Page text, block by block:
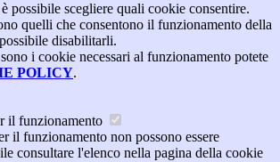
possibile scegliere quali cookie consentire.
quelli che consentono il funzionamento della
disabilitarli.
i cookie necessari al funzionamento potete
POLICY.
il funzionamento
il funzionamento non possono essere
consultare l'elenco nella pagina della cookie